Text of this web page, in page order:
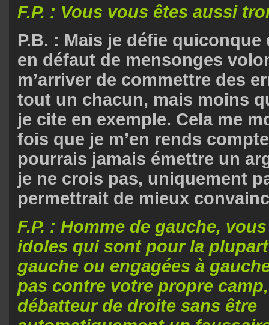
F.P. : Vous vous êtes aussi
P.B. : Mais je défie quiconque
en défaut de mensonges
m’arriver de commettre des
tout un chacun, mais moins
je cite en exemple. Cela me
fois que je m’en rends
pourrais jamais émettre un
je ne crois pas, uniquement
permettrait de mieux
F.P. : Homme de gauche,
idoles qui sont pour la
gauche ou engagées à
pas contre votre propre
débatteur de droite sans être